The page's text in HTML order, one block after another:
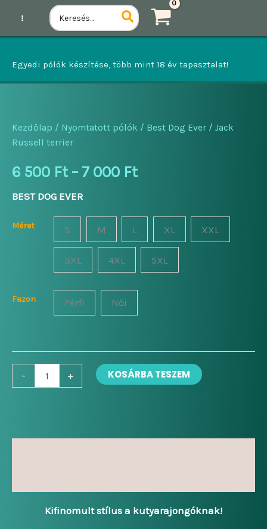
tartalomhoz
Search
for:
Egyedi pólók készítése, több mint 18 év tapasztalat!
Kezdőlap / Nyomtatott pólók / Best Dog Ever / Jack
Russell terrier
6 500 Ft – 7 000 FtÁrtartomány:
500 Ft
-
7
BEST DOG EVER
Méret S M L XL XXL
3XL 4XL 5XL
Fazon Férfi Női
- + KOSÁRBA TESZEM
Kifinomult stílus a kutyarajongóknak!